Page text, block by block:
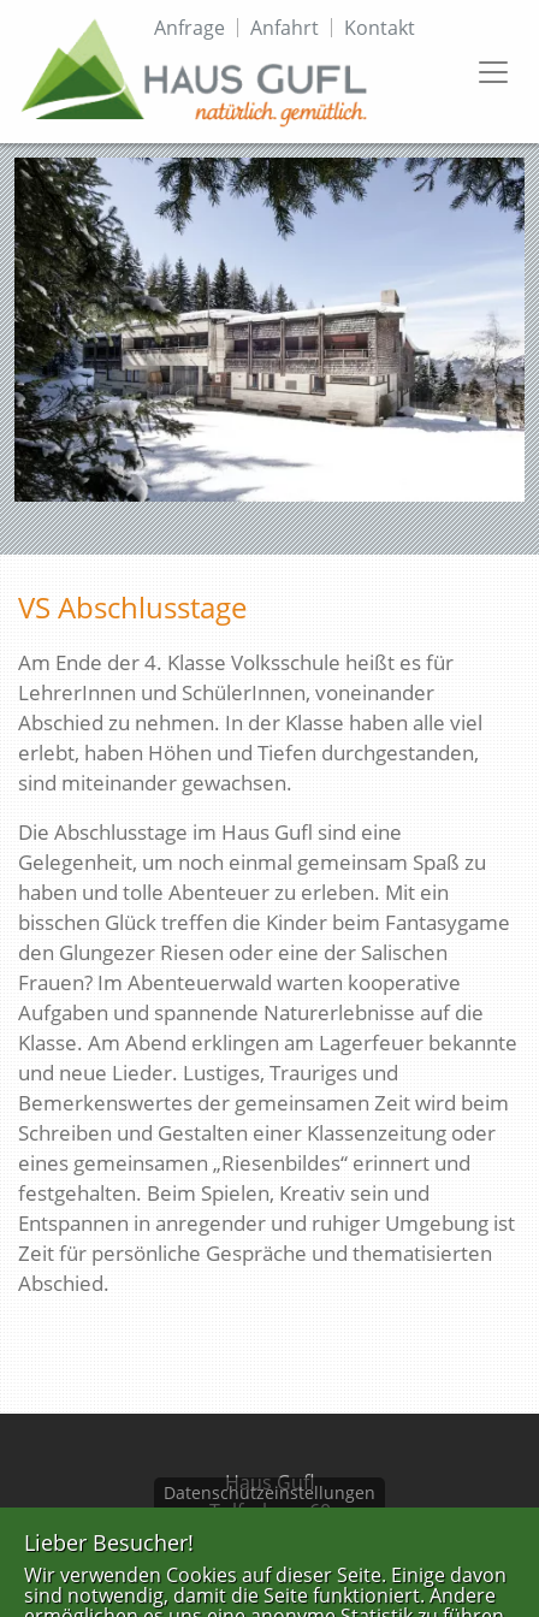
Direkt
Inhalt
TopmenüAnfrage Anfahrt Kontakt
VS Abschlusstage
Am Ende der 4. Klasse Volksschule heißt es für
LehrerInnen und SchülerInnen, voneinander
Abschied zu nehmen. In der Klasse haben alle viel
erlebt, haben Höhen und Tiefen durchgestanden,
sind miteinander gewachsen.
Die Abschlusstage im Haus Gufl sind eine
Gelegenheit, um noch einmal gemeinsam Spaß zu
haben und tolle Abenteuer zu erleben. Mit ein
bisschen Glück treffen die Kinder beim Fantasygame
den Glungezer Riesen oder eine der Salischen
Frauen? Im Abenteuerwald warten kooperative
Aufgaben und spannende Naturerlebnisse auf die
Klasse. Am Abend erklingen am Lagerfeuer bekannte
und neue Lieder. Lustiges, Trauriges und
Bemerkenswertes der gemeinsamen Zeit wird beim
Schreiben und Gestalten einer Klassenzeitung oder
eines gemeinsamen „Riesenbildes“ erinnert und
festgehalten. Beim Spielen, Kreativ sein und
Entspannen in anregender und ruhiger Umgebung ist
Zeit für persönliche Gespräche und thematisierten
Abschied.
Haus Gufl
Tulferberg 60
Tel: +43 676 844639201
Datenschutzeinstellungen
Lieber Besucher!
Wir verwenden Cookies auf dieser Seite. Einige davon
sind notwendig, damit die Seite funktioniert. Andere